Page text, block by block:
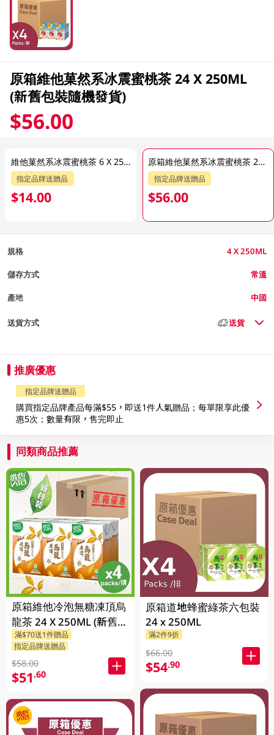
原箱維他菓然系冰震蜜桃茶 24 X 250ML
(新舊包裝隨機發貨)
$56.00
維他菓然系冰震蜜桃茶 6 X 250ML (新舊包裝隨機發貨)
指定品牌送贈品
$14.00
原箱維他菓然系冰震蜜桃茶 24 X 250ML (新舊包裝隨機發貨)
指定品牌送贈品
$56.00
規格 4 X 250ML
儲存方式 常溫
產地 中國
送貨方式 送貨
推廣優惠
指定品牌送贈品
購買指定品牌產品每滿$55，即送1件人氣贈品；每單限享此優
惠5次；數量有限，售完即止
同類商品推薦
原箱維他冷泡無糖凍頂烏
龍茶 24 X 250ML (新舊包
裝隨機發貨)
滿$70送1件贈品
指定品牌送贈品
$58.00
$51.60
原箱道地蜂蜜綠茶六包裝
24 x 250ML
滿2件9折
$66.00
$54.90